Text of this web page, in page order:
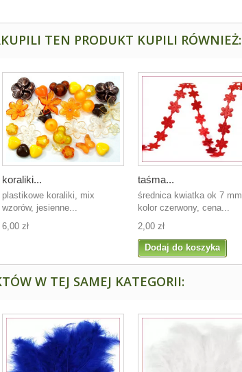
TEN PRODUKT KUPILI RÓWNIEŻ:
koraliki...
plastikowe koraliki, mix
wzorów, jesienne...
6,00 zł
taśma...
średnica kwiatka ok 7 mm,
kolor czerwony, cena...
2,00 zł
Dodaj do koszyka
W TEJ SAMEJ KATEGORII: